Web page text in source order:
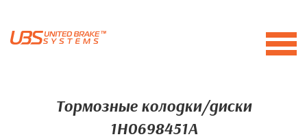
Тормозные колодки/диски
1H0698451A